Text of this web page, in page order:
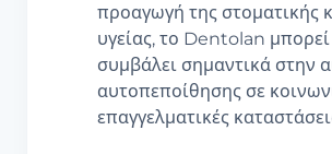
προαγωγή της στοματικής
υγείας, το Dentolan
συμβάλει σημαντικά στην
αυτοπεποίθησης σε
επαγγελματικές